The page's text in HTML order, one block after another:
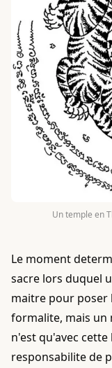
Un temple en
Le moment
sacre lors duquel
maitre pour poser
formalite, mais un
n'est qu'avec
responsabilite de